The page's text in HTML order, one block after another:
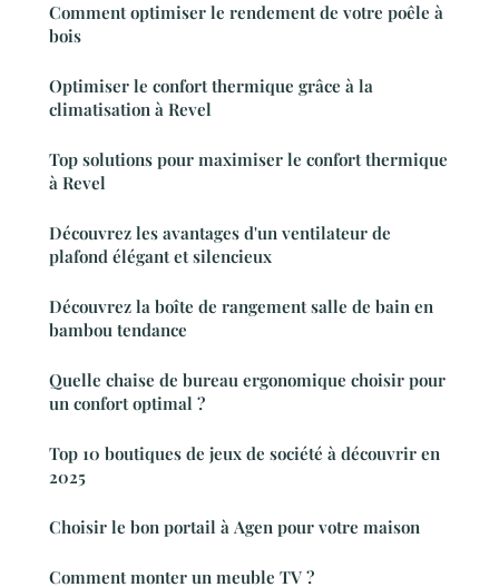
Comment optimiser le rendement de votre poêle à
bois
Optimiser le confort thermique grâce à la
climatisation à Revel
Top solutions pour maximiser le confort thermique
à Revel
Découvrez les avantages d'un ventilateur de
plafond élégant et silencieux
Découvrez la boîte de rangement salle de bain en
bambou tendance
Quelle chaise de bureau ergonomique choisir pour
un confort optimal ?
Top 10 boutiques de jeux de société à découvrir en
2025
Choisir le bon portail à Agen pour votre maison
Comment monter un meuble TV ?